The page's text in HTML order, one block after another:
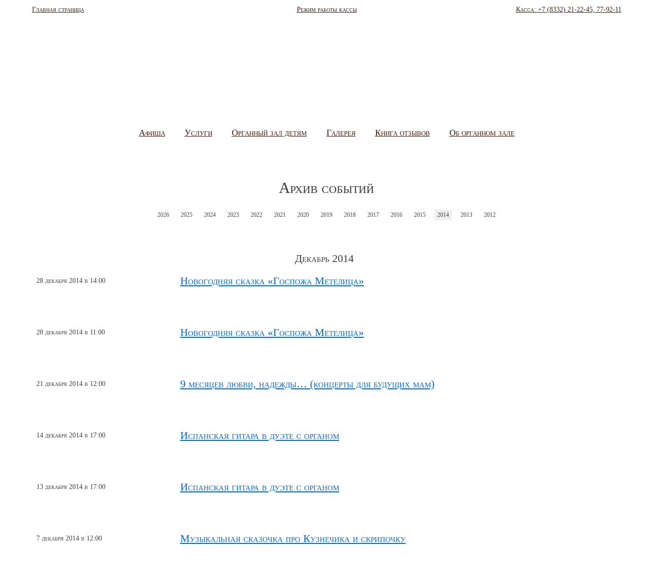
Главная страница Режим работы кассы Касса: +7 (8332) 21-22-45, 77-92-11
Афиша Услуги Органный зал детям Галерея Книга отзывов Об органном зале
Архив событий
2026 2025 2024 2023 2022 2021 2020 2019 2018 2017 2016 2015 2014 2013 2012
Декабрь 2014
28 декабря 2014 в 14:00 Новогодняя сказка «Госпожа Метелица»
28 декабря 2014 в 11:00 Новогодняя сказка «Госпожа Метелица»
21 декабря 2014 в 12:00 9 месяцев любви, надежды… (концерты для будущих мам)
14 декабря 2014 в 17:00 Испанская гитара в дуэте с органом
13 декабря 2014 в 17:00 Испанская гитара в дуэте с органом
7 декабря 2014 в 12:00 Музыкальная сказочка про Кузнечика и скрипочку